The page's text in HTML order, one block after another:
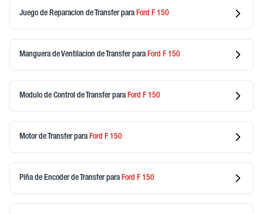
Juego de Reparacion de Transferpara Ford F 150
Manguera de Ventilacion de Transferpara Ford F 150
Modulo de Control de Transferpara Ford F 150
Motor de Transferpara Ford F 150
Piña de Encoder de Transferpara Ford F 150